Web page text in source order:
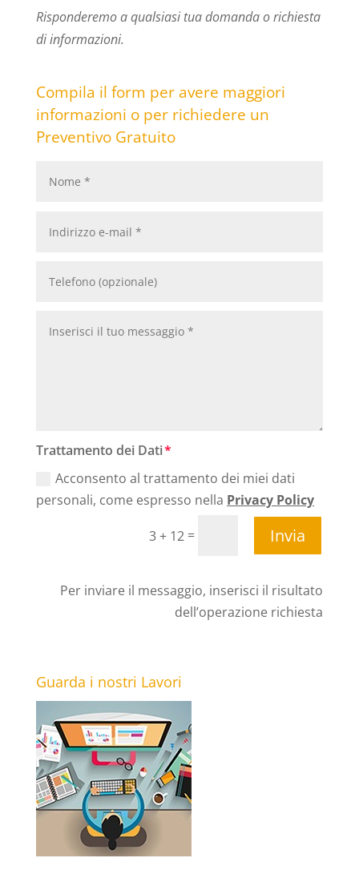
Risponderemo a qualsiasi tua domanda o richiesta
di informazioni.
Compila il form per avere maggiori
informazioni o per richiedere un
Preventivo Gratuito
Trattamento dei Dati
Acconsento al trattamento dei miei dati
personali, come espresso nella Privacy Policy
3 + 12 = Invia
Per inviare il messaggio, inserisci il risultato
dell’operazione richiesta
Guarda i nostri Lavori